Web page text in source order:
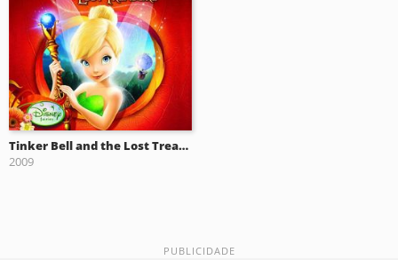
Tinker Bell and the Lost Treasure
2009